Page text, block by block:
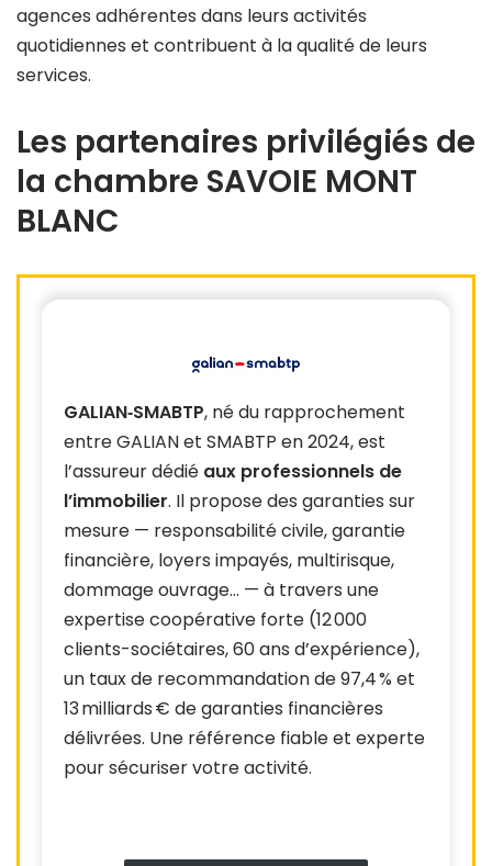
agences adhérentes dans leurs activités
quotidiennes et contribuent à la qualité de leurs
services.
Les partenaires privilégiés de
la chambre SAVOIE MONT
BLANC
GALIAN‑SMABTP, né du rapprochement
entre GALIAN et SMABTP en 2024, est
l’assureur dédié aux professionnels de
l’immobilier. Il propose des garanties sur
mesure — responsabilité civile, garantie
financière, loyers impayés, multirisque,
dommage ouvrage… — à travers une
expertise coopérative forte (12 000
clients-sociétaires, 60 ans d’expérience),
un taux de recommandation de 97,4 % et
13 milliards € de garanties financières
délivrées. Une référence fiable et experte
pour sécuriser votre activité.